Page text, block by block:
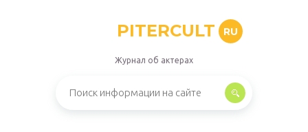
PITERCULT RU
Журнал об актерах